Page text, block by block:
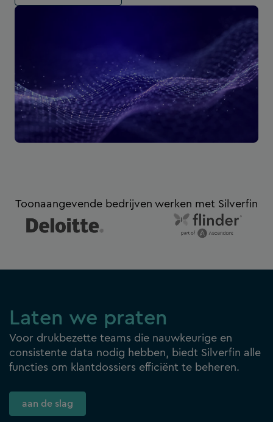
Toonaangevende bedrijven werken met Silverfin
Laten we praten
Voor drukbezette teams die nauwkeurige en
consistente data nodig hebben, biedt Silverfin alle
functies om klantdossiers efficiënt te beheren.
aan de slag